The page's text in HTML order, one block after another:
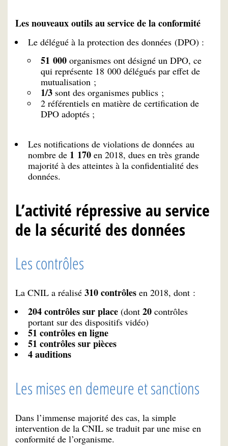
Les nouveaux outils au service de la conformité
Le délégué à la protection des données (DPO) :
51 000 organismes ont désigné un DPO, ce
qui représente 18 000 délégués par effet de
mutualisation ;
1/3 sont des organismes publics ;
2 référentiels en matière de certification de
DPO adoptés ;
Les notifications de violations de données au
nombre de 1 170 en 2018, dues en très grande
majorité à des atteintes à la confidentialité des
données.
L’activité répressive au service
de la sécurité des données
Les contrôles
La CNIL a réalisé 310 contrôles en 2018, dont :
204 contrôles sur place (dont 20 contrôles
portant sur des dispositifs vidéo)
51 contrôles en ligne
51 contrôles sur pièces
4 auditions
Les mises en demeure et sanctions
Dans l’immense majorité des cas, la simple
intervention de la CNIL se traduit par une mise en
conformité de l’organisme.